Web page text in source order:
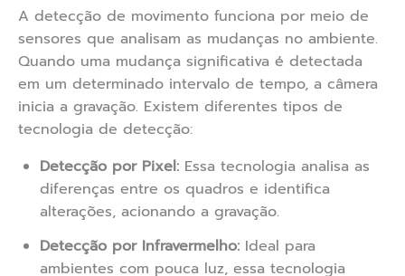
A detecção de movimento funciona por meio de
sensores que analisam as mudanças no ambiente.
Quando uma mudança significativa é detectada
em um determinado intervalo de tempo, a câmera
inicia a gravação. Existem diferentes tipos de
tecnologia de detecção:
Detecção por Pixel: Essa tecnologia analisa as
diferenças entre os quadros e identifica
alterações, acionando a gravação.
Detecção por Infravermelho: Ideal para
ambientes com pouca luz, essa tecnologia